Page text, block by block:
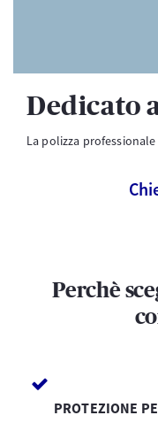
Dedicato
La polizza
Perchè
PROTEZIONE